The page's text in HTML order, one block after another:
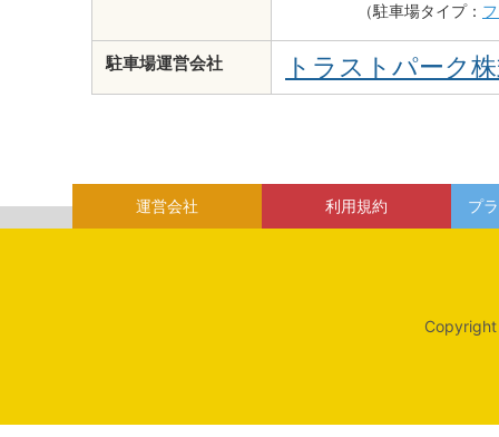
（駐車場タイプ：
駐車場運営会社 トラストパーク
運営会社 利用規約 プ